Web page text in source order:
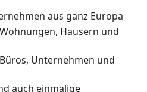
aus ganz Europa
Häusern und
Unternehmen und
auch einmalige